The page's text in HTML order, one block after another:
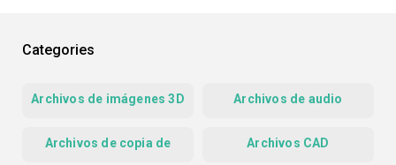
Categories
Archivos de imágenes 3D Archivos de audio
Archivos de copia de Archivos CAD